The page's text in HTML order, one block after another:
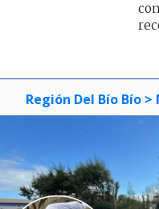
Imagen del sitio donde fue
(Cedida); y foto de